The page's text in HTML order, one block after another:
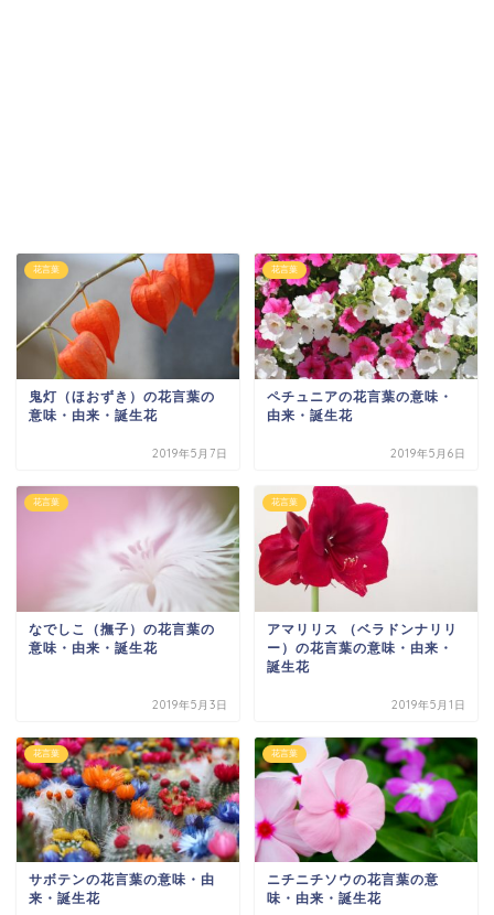
花言葉
鬼灯（ほおずき）の花言葉の
意味・由来・誕生花
2019年5月7日
花言葉
ペチュニアの花言葉の意味・
由来・誕生花
2019年5月6日
花言葉
なでしこ（撫子）の花言葉の
意味・由来・誕生花
2019年5月3日
花言葉
アマリリス （ベラドンナリリ
ー）の花言葉の意味・由来・
誕生花
2019年5月1日
花言葉
サボテンの花言葉の意味・由
来・誕生花
花言葉
ニチニチソウの花言葉の意
味・由来・誕生花